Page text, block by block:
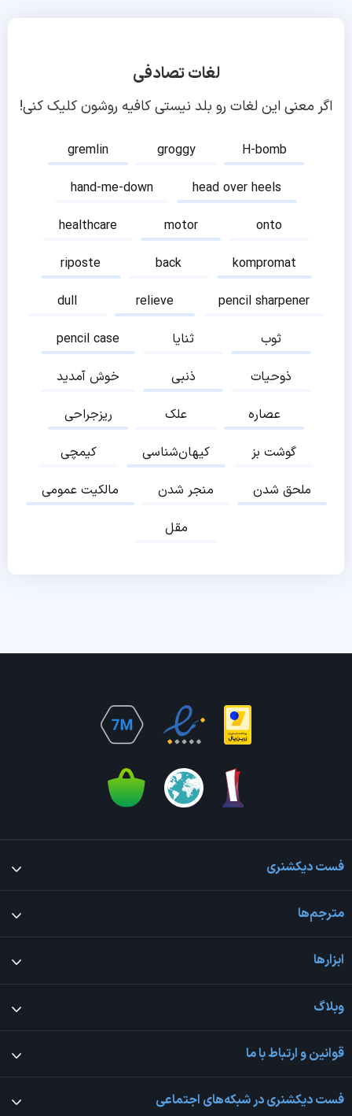
لغات تصادفی
اگر معنی این لغات رو بلد نیستی کافیه روشون کلیک کنی!
gremlin groggy
H-bomb
hand-me-down
head over heels
healthcare
motor
onto
riposte
back
kompromat
dull
relieve
pencil sharpener
pencil case
ثنایا
ثوب
خوش آمدید
ذنبی
ذوحیات
ریزجراحی
علک
عصاره
کیمچی
کیهان‌شناسی
گوشت بز
مالکیت عمومی
منجر شدن
ملحق شدن
مقل
فست دیکشنری
مترجم‌ها
ابزارها
وبلاگ
قوانین و ارتباط با ما
فست دیکشنری در شبکه‌های اجتماعی